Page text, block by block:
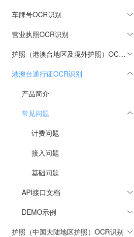
车牌号OCR识别
营业执照OCR识别
护照（港澳台地区及境外护照）OCR识别
港澳台通行证OCR识别
产品简介
常见问题
计费问题
接入问题
基础问题
API接口文档
DEMO示例
护照（中国大陆地区护照）OCR识别